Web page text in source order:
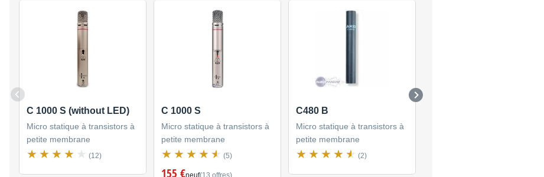
C 1000 S (without LED)
Micro statique à transistors à
petite membrane
(12)
C 1000 S
Micro statique à transistors à
petite membrane
(5)
155 €neuf(13 offres)
C480 B
Micro statique à transistors à
petite membrane
(2)